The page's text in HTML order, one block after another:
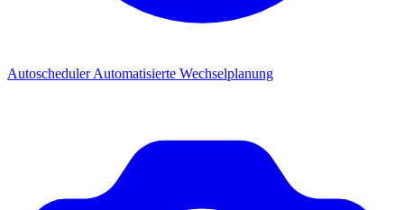
AutoschedulerAutomatisierte Wechselplanung